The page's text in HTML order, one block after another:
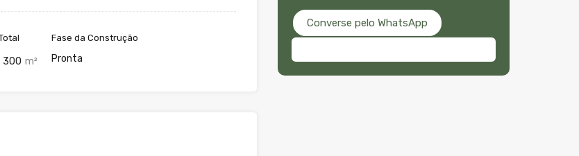
300 m²
Fase da Construção
Pronta
Converse pelo WhatsApp